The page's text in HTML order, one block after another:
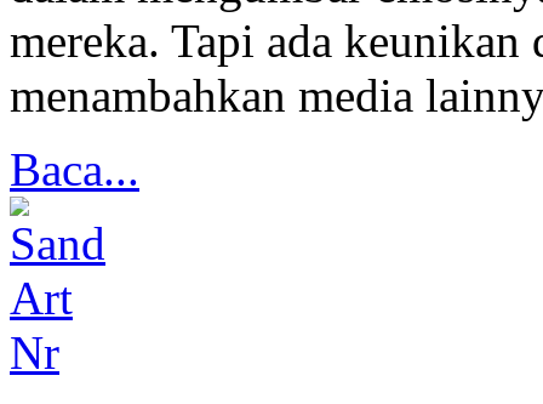
mereka. Tapi ada
menambahkan media
Baca...